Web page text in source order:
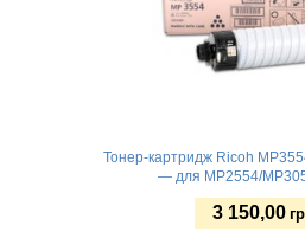
Тонер-картридж Ricoh
— для MP2554/
3 150,00